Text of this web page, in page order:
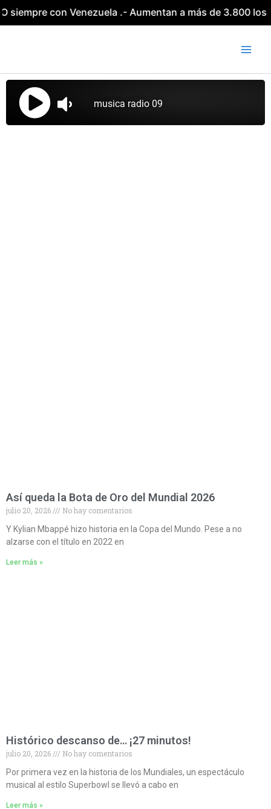
con Venezuela .- Aumentan a más de 3.800 los
Ir
Así queda la Bota de Oro del Mundial 2026
julio 20, 2026
No hay comentarios
Y Kylian Mbappé hizo historia en la Copa del Mundo. Pese a no
alzarse con el título en 2022 en
Leer más »
Histórico descanso de… ¡27 minutos!
julio 20, 2026
No hay comentarios
Por primera vez en la historia de los Mundiales, un espectáculo
musical al estilo Superbowl se llevó a cabo en
Leer más »